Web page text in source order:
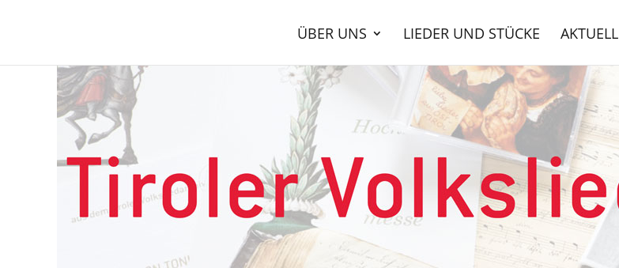
ÜBER UNS LIEDER UND STÜCKE AKTUELL